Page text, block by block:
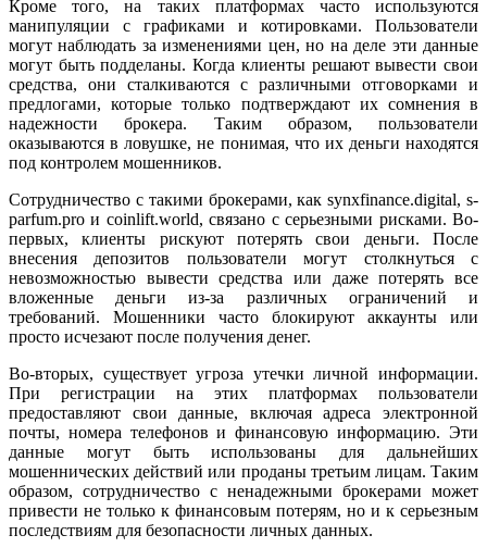
Кроме того, на таких платформах часто используются
манипуляции с графиками и котировками. Пользователи
могут наблюдать за изменениями цен, но на деле эти данные
могут быть подделаны. Когда клиенты решают вывести свои
средства, они сталкиваются с различными отговорками и
предлогами, которые только подтверждают их сомнения в
надежности брокера. Таким образом, пользователи
оказываются в ловушке, не понимая, что их деньги находятся
под контролем мошенников.
Сотрудничество с такими брокерами, как synxfinance.digital, s-
parfum.pro и coinlift.world, связано с серьезными рисками. Во-
первых, клиенты рискуют потерять свои деньги. После
внесения депозитов пользователи могут столкнуться с
невозможностью вывести средства или даже потерять все
вложенные деньги из-за различных ограничений и
требований. Мошенники часто блокируют аккаунты или
просто исчезают после получения денег.
Во-вторых, существует угроза утечки личной информации.
При регистрации на этих платформах пользователи
предоставляют свои данные, включая адреса электронной
почты, номера телефонов и финансовую информацию. Эти
данные могут быть использованы для дальнейших
мошеннических действий или проданы третьим лицам. Таким
образом, сотрудничество с ненадежными брокерами может
привести не только к финансовым потерям, но и к серьезным
последствиям для безопасности личных данных.